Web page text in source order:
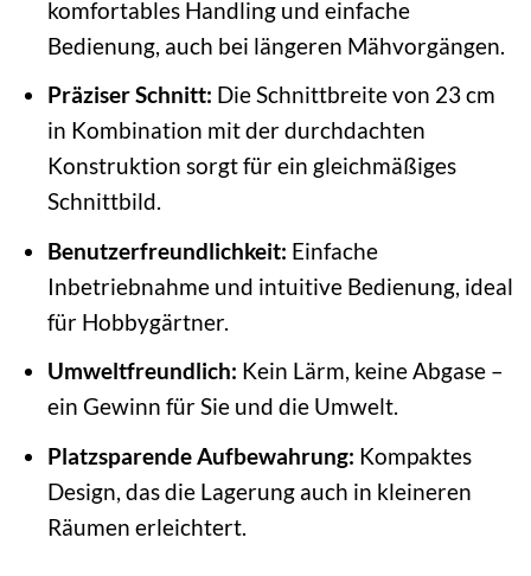
komfortables Handling und einfache
Bedienung, auch bei längeren Mähvorgängen.
Präziser Schnitt: Die Schnittbreite von 23 cm
in Kombination mit der durchdachten
Konstruktion sorgt für ein gleichmäßiges
Schnittbild.
Benutzerfreundlichkeit: Einfache
Inbetriebnahme und intuitive Bedienung, ideal
für Hobbygärtner.
Umweltfreundlich: Kein Lärm, keine Abgase –
ein Gewinn für Sie und die Umwelt.
Platzsparende Aufbewahrung: Kompaktes
Design, das die Lagerung auch in kleineren
Räumen erleichtert.